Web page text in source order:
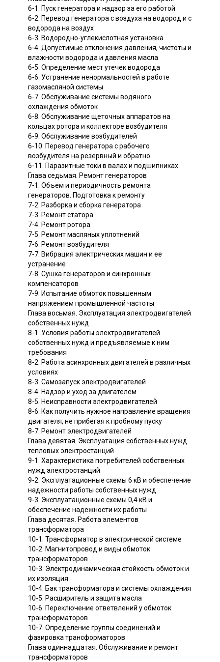
6-1. Пуск генератора и надзор за его работой
6-2. Перевод генератора с воздуха на водород и с
водорода на воздух
6-3. Водородно-углекислотная установка
6-4. Допустимые отклонения давления, чистоты и
влажности водорода и давления масла
6-5. Определение мест утечек водорода
6-6. Устранение ненормальностей в работе
газомасляной системы
6-7. Обслуживание системы водяного
охлаждения обмоток
6-8. Обслуживание щеточных аппаратов на
кольцах ротора и коллекторе возбудителя
6-9. Обслуживание возбудителей
6-10. Перевод генератора с рабочего
возбудителя на резервный и обратно
6-11. Паразитные токи в валах и подшипниках
Глава седьмая. Ремонт генераторов
7-1. Объем и периодичность ремонта
генераторов. Подготовка к ремонту
7-2. Разборка и сборка генератора
7-3. Ремонт статора
7-4. Ремонт ротора
7-5. Ремонт масляных уплотнений
7-6. Ремонт возбудителя
7-7. Вибрация электрических машин и ее
устранение
7-8. Сушка генераторов и синхронных
компенсаторов
7-9. Испытание обмоток повышенным
напряжением промышленной частоты
Глава восьмая. Эксплуатация электродвигателей
собственных нужд
8-1. Условия работы электродвигателей
собственных нужд и предъявляемые к ним
требования
8-2. Работа асинхронных двигателей в различных
условиях
8-3. Самозапуск электродвигателей
8-4. Надзор и уход за двигателем
8-5. Неисправности электродвигателей
8-6. Как получить нужное направление вращения
двигателя, не прибегая к пробному пуску
8-7. Ремонт электродвигателей
Глава девятая. Эксплуатация собственных нужд
тепловых электростанций
9-1. Характеристика потребителей собственных
нужд электростанций
9-2. Эксплуатационные схемы 6 кВ и обеспечение
надежности работы собственных нужд
9-3. Эксплуатационные схемы 0,4 кВ и
обеспечение надежности их работы
Глава десятая. Работа элементов
трансформатора
10-1. Трансформатор в электрической системе
10-2. Магнитопровод и виды обмоток
трансформаторов
10-3. Электродинамическая стойкость обмоток и
их изоляция
10-4. Бак трансформатора и системы охлаждения
10-5. Расширитель и защита масла
10-6. Переключение ответвлений у обмоток
трансформаторов
10-7. Определение группы соединений и
фазировка трансформаторов
Глава одиннадцатая. Обслуживание и ремонт
трансформаторов